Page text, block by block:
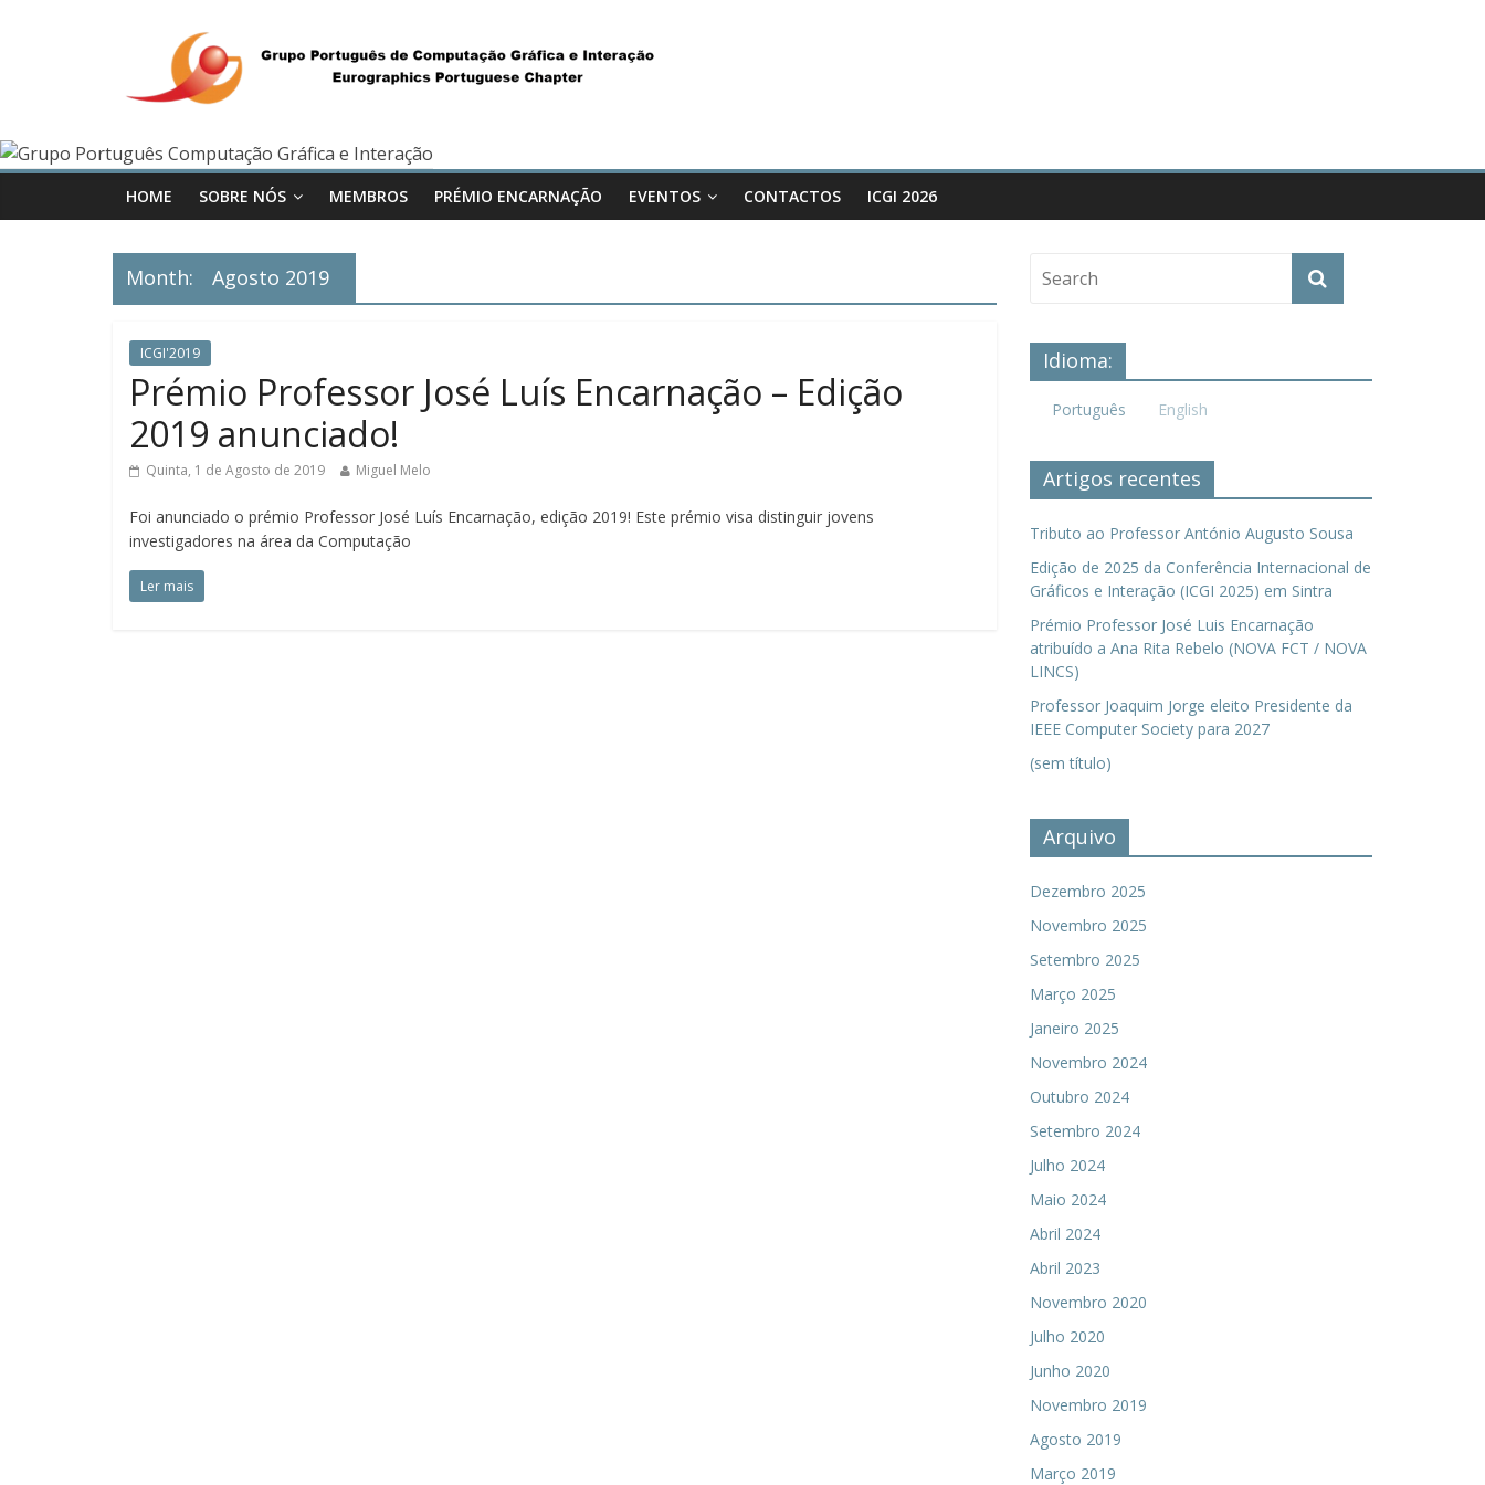
HOME SOBRE NÓS MEMBROS PRÉMIO ENCARNAÇÃO EVENTOS CONTACTOS ICGI 2026
Month: Agosto 2019
ICGI'2019
Prémio Professor José Luís Encarnação – Edição
2019 anunciado!
Quinta, 1 de Agosto de 2019 Miguel Melo
Foi anunciado o prémio Professor José Luís Encarnação, edição 2019! Este prémio visa distinguir jovens
investigadores na área da Computação
Ler mais
Idioma:
Português English
Artigos recentes
Tributo ao Professor António Augusto Sousa
Edição de 2025 da Conferência Internacional de
Gráficos e Interação (ICGI 2025) em Sintra
Prémio Professor José Luis Encarnação
atribuído a Ana Rita Rebelo (NOVA FCT / NOVA
LINCS)
Professor Joaquim Jorge eleito Presidente da
IEEE Computer Society para 2027
(sem título)
Arquivo
Dezembro 2025
Novembro 2025
Setembro 2025
Março 2025
Janeiro 2025
Novembro 2024
Outubro 2024
Setembro 2024
Julho 2024
Maio 2024
Abril 2024
Abril 2023
Novembro 2020
Julho 2020
Junho 2020
Novembro 2019
Agosto 2019
Março 2019